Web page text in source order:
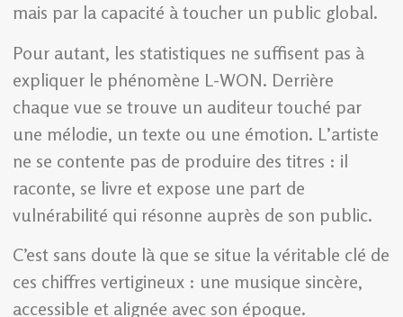
mais par la capacité à toucher un public global.
Pour autant, les statistiques ne suffisent pas à
expliquer le phénomène L-WON. Derrière
chaque vue se trouve un auditeur touché par
une mélodie, un texte ou une émotion. L’artiste
ne se contente pas de produire des titres : il
raconte, se livre et expose une part de
vulnérabilité qui résonne auprès de son public.
C’est sans doute là que se situe la véritable clé de
ces chiffres vertigineux : une musique sincère,
accessible et alignée avec son époque.